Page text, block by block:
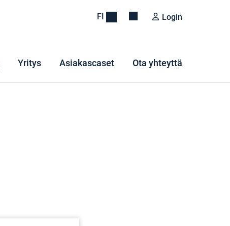
FI Login
Yritys Asiakascaset Ota yhteyttä